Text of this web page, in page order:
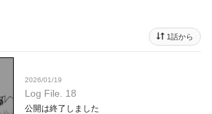
1話から
2026/01/19
Log File. 18
公開は終了しました